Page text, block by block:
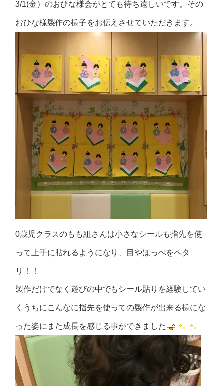
3/1(金）のおひな様会がとても待ち遠しいです。その
おひな様製作の様子をお伝えさせていただきます。
0歳児クラスのもも組さんは小さなシールも指先を使
って上手に貼れるようになり、目やほっぺをペタ
リ！！
製作だけでなく遊びの中でもシール貼りを経験してい
くうちにこんなに指先を使っての製作が出来る様にな
った姿にまた成長を感じる事ができました